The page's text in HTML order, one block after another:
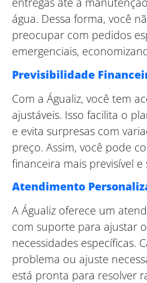
água. Dessa forma, você
preocupar com pedidos
emergenciais,
Previsibilidade
Com a Águaliz, você tem
ajustáveis. Isso facilita o
e evita surpresas com
preço. Assim, você pode
financeira mais previsível e
Atendimento
A Águaliz oferece um
com suporte para ajustar
necessidades específicas.
problema ou ajuste
está pronta para resolver